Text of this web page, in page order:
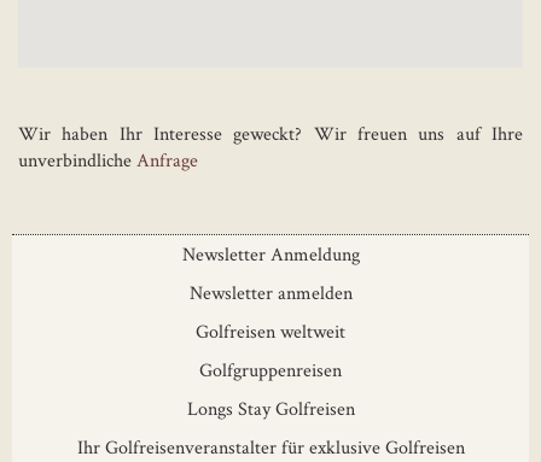
Wir haben Ihr Interesse geweckt? Wir freuen uns auf Ihre
unverbindlicheAnfrage
Newsletter Anmeldung
Newsletter anmelden
Golfreisen weltweit
Golfgruppenreisen
Longs Stay Golfreisen
Ihr Golfreisenveranstalter für exklusive Golfreisen